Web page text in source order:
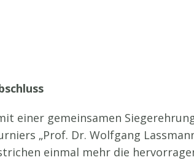
einer gemeinsamen
„Prof. Dr. Wolfgang
einmal mehr die